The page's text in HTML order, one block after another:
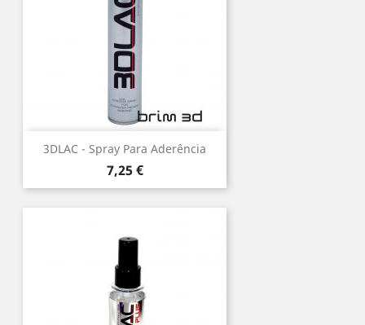
3DLAC - Spray Para Aderência
Preço
7,25 €